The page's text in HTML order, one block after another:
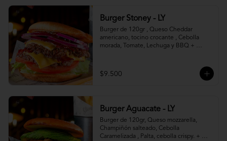
Burger Stoney - LY
Burger de 120gr , Queso Cheddar
americano, tocino crocante , Cebolla
morada, Tomate, Lechuga y BBQ +
$9.500
Burger Aguacate - LY
Burger de 120gr, Queso mozzarella,
Champiñón salteado, Cebolla
Caramelizada , Palta, cebolla crispy. +